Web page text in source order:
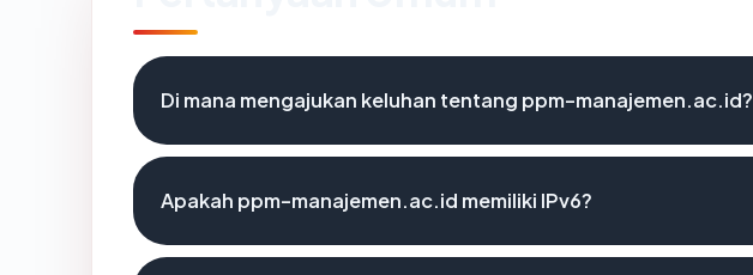
Di mana mengajukan keluhan tentang ppm-manajemen.ac.id?
Apakah ppm-manajemen.ac.id memiliki IPv6?